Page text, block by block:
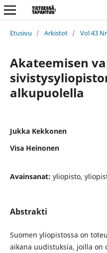
Etusivu / Arkistot / Vol 43
Akateemisen
alkupuolella
Jukka Kekkonen
Visa Heinonen
Avainsanat: yliopisto,
Abstrakti
Suomen yliopistossa on
aikana uudistuksia, joilla on